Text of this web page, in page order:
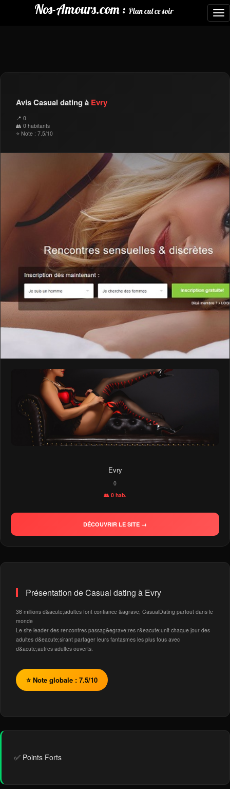
Nos-Amours.com : Plan cul ce soir
Avis Casual dating à Evry
📍 0
👥 0 habitants
⭐ Note : 7.5/10
Evry
0
👥 0 hab.
DÉCOUVRIR LE SITE →
Présentation de Casual dating à Evry
36 millions d&acute;adultes font confiance &agrave; CasualDating partout dans le
monde
Le site leader des rencontres passag&egrave;res r&eacute;unit chaque jour des
adultes d&eacute;sirant partager leurs fantasmes les plus fous avec
d&acute;autres adultes ouverts.
⭐ Note globale : 7.5/10
✅ Points Forts